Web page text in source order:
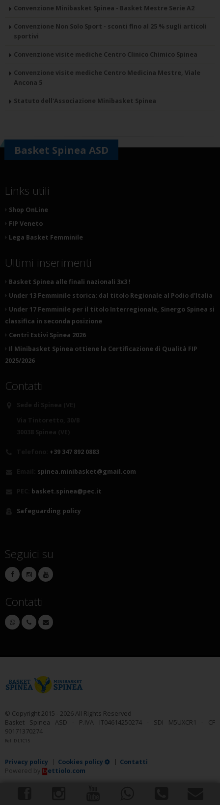
Convenzione Minibasket Spinea - Basket Mestre Serie A2
Convenzione Non Solo Sport - sconti fino al 25 % sugli articoli
sportivi
Convenzione visite mediche Centro Clinico Chimico Spinea
Convenzione visite mediche Centro Medicina Mestre, Viale
Ancona 5
Statuto dell'Associazione Minibasket Spinea
Basket Spinea ASD
Links utili
Shop OnLine
FIP Veneto
Lega Basket Femminile
Ultimi inserimenti
Basket Spinea alle finali nazionali 3x3 !
Under 13 Femminile storica: dal titolo Regionale al Podio d'Italia
Under 17 Femminile per il titolo Interregionale, Sinergo Spinea si
classifica in seconda posizione
Centri Estivi Spinea 2026
Il Minibasket Spinea ottiene la Certificazione di Qualità FIP
2025/2026
Contatti
+39 347 892 0883
spinea.minibasket@gmail.com
basket.spinea@pec.it
Safeguarding policy
Seguici su
Contatti
© Copyright 2015 - 2026 All Rights Reserved
Basket Spinea ASD - P.IVA IT04614250274 - SDI M5UXCR1 - CF
90171370274
Rel ID L1C15
Privacy policy Cookies policy
Contatti
Powered by
ettiolo.com